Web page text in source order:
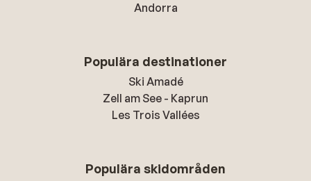
Andorra
Populära destinationer
Ski Amadé
Zell am See - Kaprun
Les Trois Vallées
Populära skidområden